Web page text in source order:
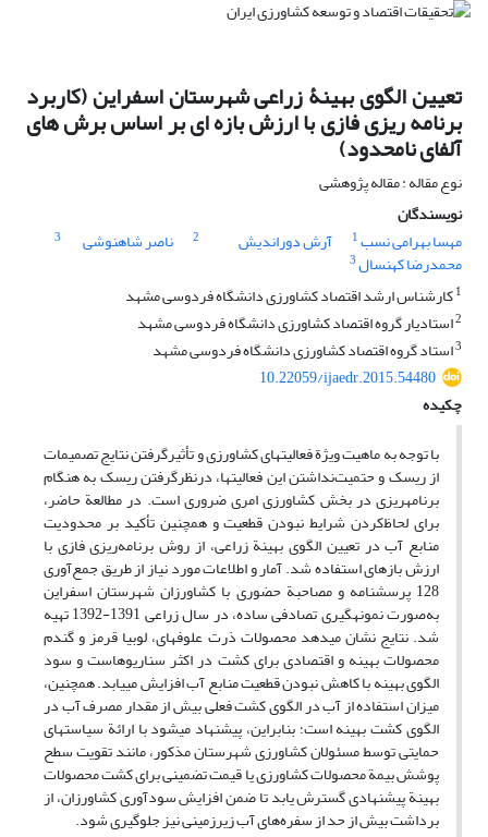
تعیین الگوی بهینۀ زراعی شهرستان اسفراین (کاربرد
برنامه ریزی فازی با ارزش بازه ای بر اساس برش های
آلفای نامحدود)
نوع مقاله : مقاله پژوهشی
نویسندگان
مهسا بهرامی نسب1 آرش دوراندیش 2 ناصر شاهنوشی 3
محمدرضا کهنسال3
1کارشناس ارشد اقتصاد کشاورزی دانشگاه فردوسی مشهد
2استادیار گروه اقتصاد کشاورزی دانشگاه فردوسی مشهد
3استاد گروه اقتصاد کشاورزی دانشگاه فردوسی مشهد
10.22059/ijaedr.2015.54480
چکیده
با توجه به ماهیت ویژة فعالیت­های کشاورزی و تأثیرگرفتن نتایج تصمیمات
از ریسک و حتمیت‌نداشتن این فعالیت­ها، درنظرگرفتن ریسک به هنگام
برنامه­ریزی در بخش کشاورزی امری ضروری است. در مطالعة حاضر،
برای لحاظ‌کردن شرایط نبودن قطعیت و همچنین تأکید بر محدودیت
منابع آب در تعیین الگوی بهینة زراعی، از روش برنامه‌ریزی فازی با
ارزش بازه­ای استفاده شد. آمار و اطلاعات مورد نیاز از طریق جمع‌آوری
128 پرسشنامه و مصاحبة حضوری با کشاورزان شهرستان اسفراین
به‌صورت نمونه­گیری تصادفی ساده، در سال زراعی 1391-1392 تهیه
شد. نتایج نشان می­دهد محصولات ذرت علوفه­ای، لوبیا قرمز و گندم
محصولات بهینه و اقتصادی برای کشت در اکثر سناریوهاست و سود
الگوی بهینه با کاهش نبودن قطعیت منابع آب افزایش می­یابد. همچنین،
میزان استفاده از آب در الگوی کشت فعلی بیش از مقدار مصرف آب در
الگوی کشت بهینه است؛ بنابراین، پیشنهاد می­شود با ارائة سیاست­های
حمایتی توسط مسئولان کشاورزی شهرستان مذکور، مانند تقویت سطح
پوشش بیمة محصولات کشاورزی یا قیمت تضمینی برای کشت محصولات
بهینة پیشنهادی گسترش یابد تا ضمن افزایش سودآوری کشاورزان، از
برداشت بیش از حد از سفره‌‌های آب زیرزمینی نیز جلوگیری شود.